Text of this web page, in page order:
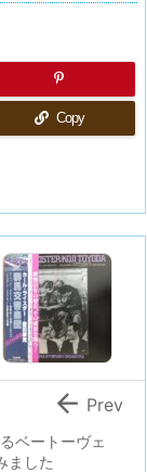
Copy
ベートーヴェ
ました
 Prev